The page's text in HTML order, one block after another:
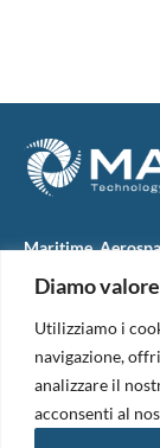
Diamo
Utilizziamo i
navigazione,
analizzare il
acconsenti al
Maritime,
M.A.R.E. TC FVG
34074
tel. +39 0481
Codice Fiscale e
PEC:
Codice univoco